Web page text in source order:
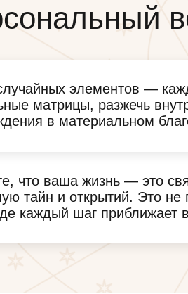
элементов —
матрицы, разжечь
в материальном
что ваша жизнь — это
тайн и открытий. Это
каждый шаг приближает